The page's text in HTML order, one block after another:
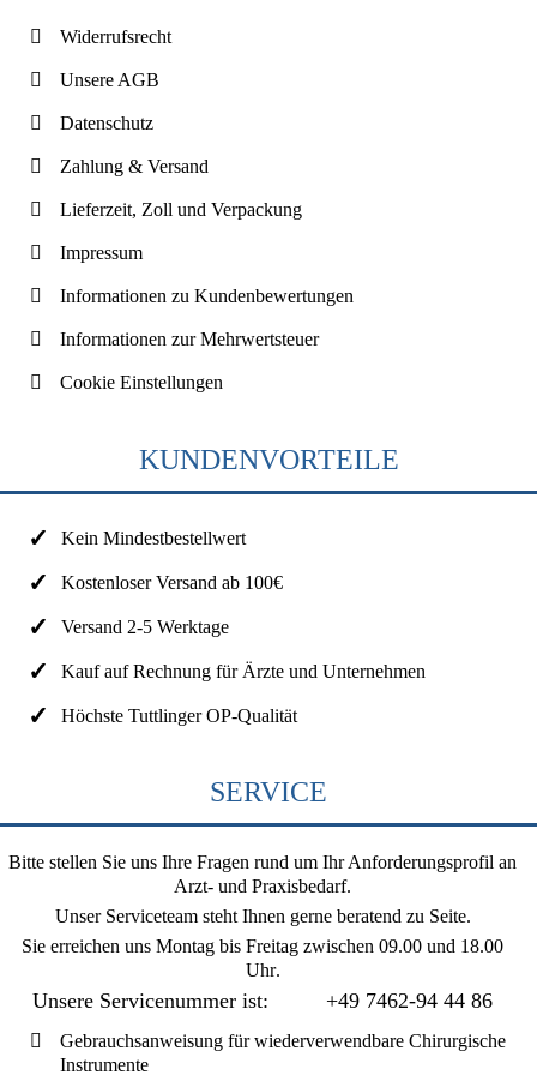
Widerrufsrecht
Unsere AGB
Datenschutz
Zahlung & Versand
Lieferzeit, Zoll und Verpackung
Impressum
Informationen zu Kundenbewertungen
Informationen zur Mehrwertsteuer
Cookie Einstellungen
KUNDENVORTEILE
Kein Mindestbestellwert
Kostenloser Versand ab 100€
Versand 2-5 Werktage
Kauf auf Rechnung für Ärzte und Unternehmen
Höchste Tuttlinger OP-Qualität
SERVICE
Bitte stellen Sie uns Ihre Fragen rund um Ihr Anforderungsprofil an
Arzt- und Praxisbedarf.
Unser Serviceteam steht Ihnen gerne beratend zu Seite.
Sie erreichen uns Montag bis Freitag zwischen 09.00 und 18.00
Uhr.
Unsere Servicenummer ist: +49 7462-94 44 86
Gebrauchsanweisung für wiederverwendbare Chirurgische
Instrumente